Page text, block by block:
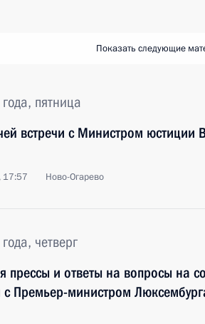
Показать следующие
пятница
встречи с Министром юстиции
17:57 Ново-Огарево
четверг
прессы и ответы на вопросы на
с Премьер-министром